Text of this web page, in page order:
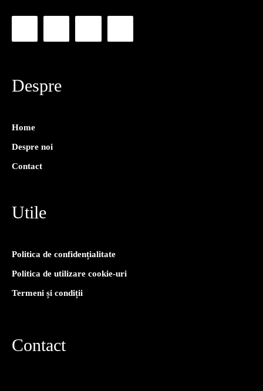
Despre
Home
Despre noi
Contact
Utile
Politica de confidențialitate
Politica de utilizare cookie-uri
Termeni și condiții
Contact